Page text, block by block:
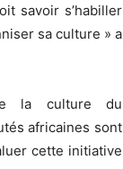
savoir s’habiller
sa culture » a
la culture du
africaines sont
cette initiative